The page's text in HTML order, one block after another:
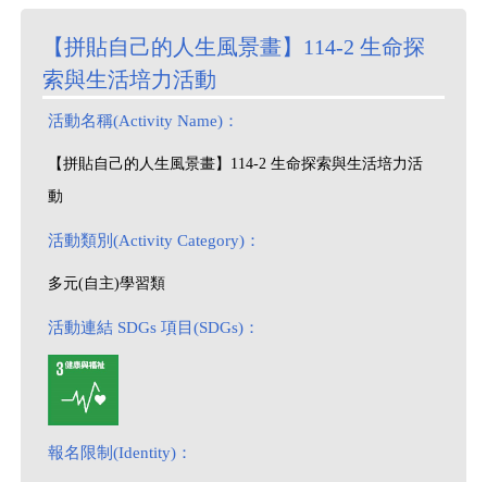
【拼貼自己的人生風景畫】114-2 生命探
索與生活培力活動
活動名稱(Activity Name)：
【拼貼自己的人生風景畫】114-2 生命探索與生活培力活
動
活動類別(Activity Category)：
多元(自主)學習類
活動連結 SDGs 項目(SDGs)：
報名限制(Identity)：